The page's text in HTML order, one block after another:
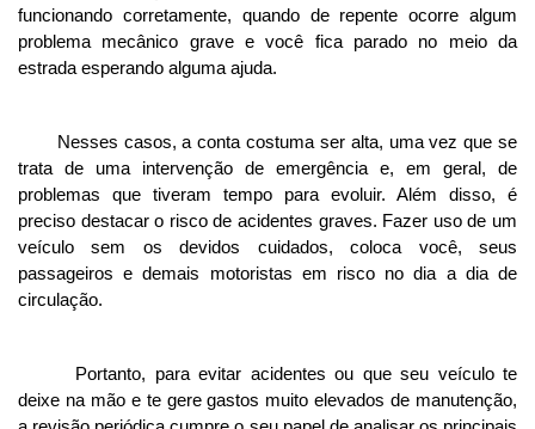
funcionando corretamente, quando de repente ocorre algum
problema mecânico grave e você fica parado no meio da
estrada esperando alguma ajuda.
Nesses casos, a conta costuma ser alta, uma vez que se
trata de uma intervenção de emergência e, em geral, de
problemas que tiveram tempo para evoluir. Além disso, é
preciso destacar o risco de acidentes graves. Fazer uso de um
veículo sem os devidos cuidados, coloca você, seus
passageiros e demais motoristas em risco no dia a dia de
circulação.
Portanto, para evitar acidentes ou que seu veículo te
deixe na mão e te gere gastos muito elevados de manutenção,